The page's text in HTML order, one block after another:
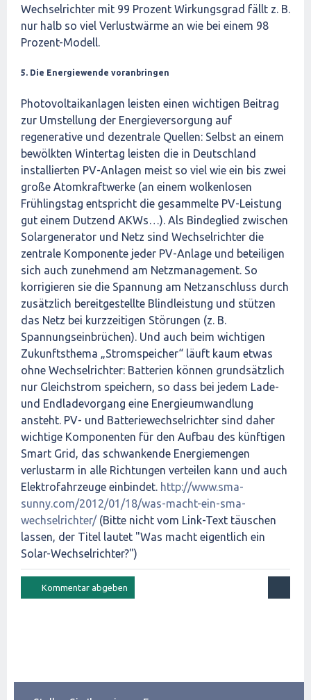
Wechselrichter mit 99 Prozent Wirkungsgrad fällt z. B.
nur halb so viel Verlustwärme an wie bei einem 98
Prozent-Modell.
5. Die Energiewende voranbringen
Photovoltaikanlagen leisten einen wichtigen Beitrag
zur Umstellung der Energieversorgung auf
regenerative und dezentrale Quellen: Selbst an einem
bewölkten Wintertag leisten die in Deutschland
installierten PV-Anlagen meist so viel wie ein bis zwei
große Atomkraftwerke (an einem wolkenlosen
Frühlingstag entspricht die gesammelte PV-Leistung
gut einem Dutzend AKWs…). Als Bindeglied zwischen
Solargenerator und Netz sind Wechselrichter die
zentrale Komponente jeder PV-Anlage und beteiligen
sich auch zunehmend am Netzmanagement. So
korrigieren sie die Spannung am Netzanschluss durch
zusätzlich bereitgestellte Blindleistung und stützen
das Netz bei kurzzeitigen Störungen (z. B.
Spannungseinbrüchen). Und auch beim wichtigen
Zukunftsthema „Stromspeicher“ läuft kaum etwas
ohne Wechselrichter: Batterien können grundsätzlich
nur Gleichstrom speichern, so dass bei jedem Lade-
und Endladevorgang eine Energieumwandlung
ansteht. PV- und Batteriewechselrichter sind daher
wichtige Komponenten für den Aufbau des künftigen
Smart Grid, das schwankende Energiemengen
verlustarm in alle Richtungen verteilen kann und auch
Elektrofahrzeuge einbindet. http://www.sma-
sunny.com/2012/01/18/was-macht-ein-sma-
wechselrichter/ (Bitte nicht vom Link-Text täuschen
lassen, der Titel lautet "Was macht eigentlich ein
Solar-Wechselrichter?")